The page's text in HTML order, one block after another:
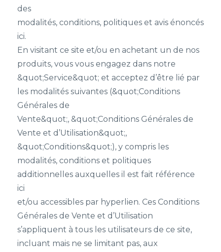
des
modalités, conditions, politiques et avis énoncés
ici.
En visitant ce site et/ou en achetant un de nos
produits, vous vous engagez dans notre
&quot;Service&quot; et acceptez d’être lié par
les modalités suivantes (&quot;Conditions
Générales de
Vente&quot;, &quot;Conditions Générales de
Vente et d’Utilisation&quot;,
&quot;Conditions&quot;), y compris les
modalités, conditions et politiques
additionnelles auxquelles il est fait référence
ici
et/ou accessibles par hyperlien. Ces Conditions
Générales de Vente et d’Utilisation
s’appliquent à tous les utilisateurs de ce site,
incluant mais ne se limitant pas, aux